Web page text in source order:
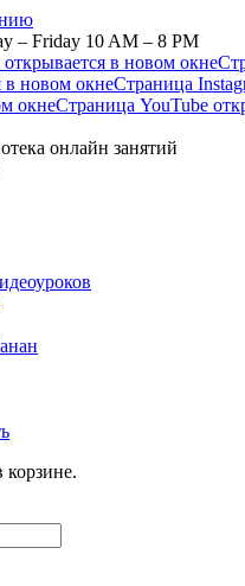
– Friday 10 AM – 8 PM
в новом окне
в новом окнеСтраница
окнеСтраница YouTube
онлайн занятий
корзине.